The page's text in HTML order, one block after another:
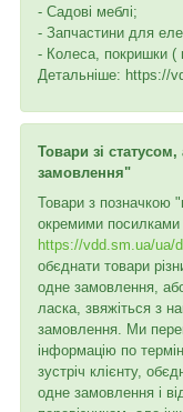
- Садові меблі;
- Запчастини для
- Колеса, покришки (
Детальніше: https://
Товари зі
замовлення"
Товари з позначкою
окремими посилками
https://vdd.sm.ua/ua/
обєднати товари
одне замовлення,
ласка, звяжіться з
замовлення. Ми
інформацію по
зустріч клієнту,
одне замовлення і